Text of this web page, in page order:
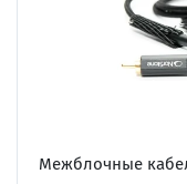
Межблочные